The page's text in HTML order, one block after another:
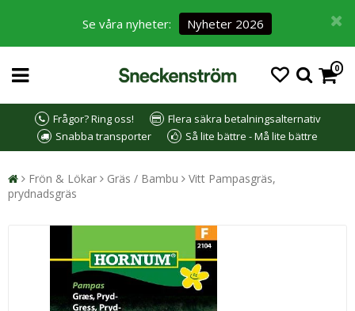
Se våra nyheter: Nyheter 2026
0
Frågor? Ring oss!
Flera säkra betalningsalternativ
Snabba transporter
Så lite bättre - Må lite bättre
Frön & Lökar Gräs / Bambu
Vitt Pampasgräs,
prydnadsgräs